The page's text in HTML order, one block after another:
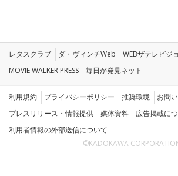
レタスクラブ ダ・ヴィンチWeb
WEBザテレビジ
MOVIE WALKER PRESS
毎日が発見ネット
利用規約 プライバシーポリシー 推奨環境
お問
プレスリリース・情報提供
媒体資料 広告掲載に
利用者情報の外部送信について
©KADOKAWA